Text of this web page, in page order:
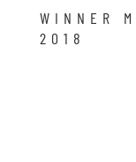
WINNER
2018